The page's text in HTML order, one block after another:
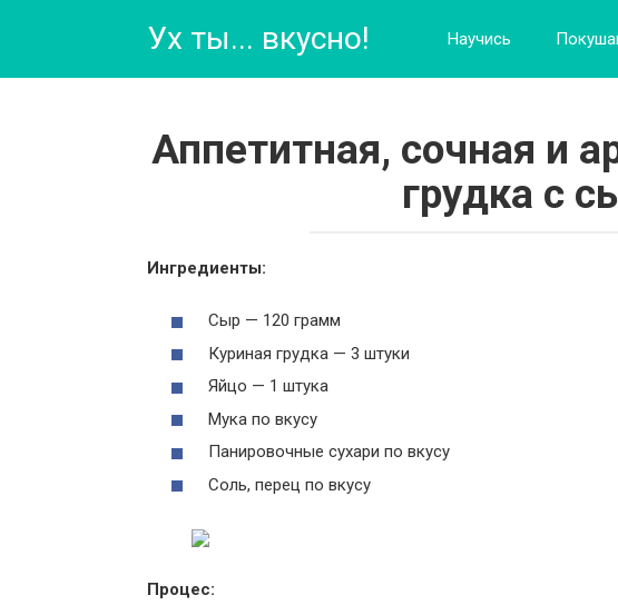
Ух ты... вкусно! Научись
Аппетитная, сочная и
грудка с
Ингредиенты:
Сыр — 120 грамм
Куриная грудка — 3 штуки
Яйцо — 1 штука
Мука по вкусу
Панировочные сухари по вкусу
Соль, перец по вкусу
Процес: